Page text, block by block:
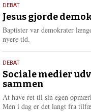
18.
maj
2026
DEBAT
Jesus gjorde
Baptister var demokrater
nyere tid.
18.
maj
2026
DEBAT
Sociale medier
sammen
At have ret til sin egen
Men i dag er det langt fra